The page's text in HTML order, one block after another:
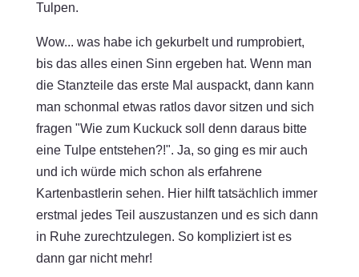
Tulpen.
Wow... was habe ich gekurbelt und rumprobiert,
bis das alles einen Sinn ergeben hat. Wenn man
die Stanzteile das erste Mal auspackt, dann kann
man schonmal etwas ratlos davor sitzen und sich
fragen "Wie zum Kuckuck soll denn daraus bitte
eine Tulpe entstehen?!". Ja, so ging es mir auch
und ich würde mich schon als erfahrene
Kartenbastlerin sehen. Hier hilft tatsächlich immer
erstmal jedes Teil auszustanzen und es sich dann
in Ruhe zurechtzulegen. So kompliziert ist es
dann gar nicht mehr!